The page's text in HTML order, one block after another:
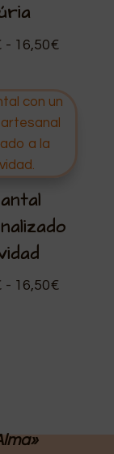
- 16,50€Rango
desde
15,00€
- 16,50€Rango